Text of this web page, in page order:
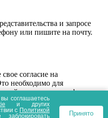
и запросе
или пишите на почту.
согласие на
необходимо для
сайта и анализа трафика.
сайте носит
публичной офертой.
соглашаетесь
и других
с Политикой
Принято